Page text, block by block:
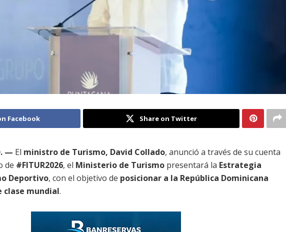
Facebook Share on Twitter
— El ministro de Turismo, David Collado, anunció a través de su cuenta
de #FITUR2026, el Ministerio de Turismo presentará la Estrategia
Deportivo, con el objetivo de posicionar a la República Dominicana
clase mundial.